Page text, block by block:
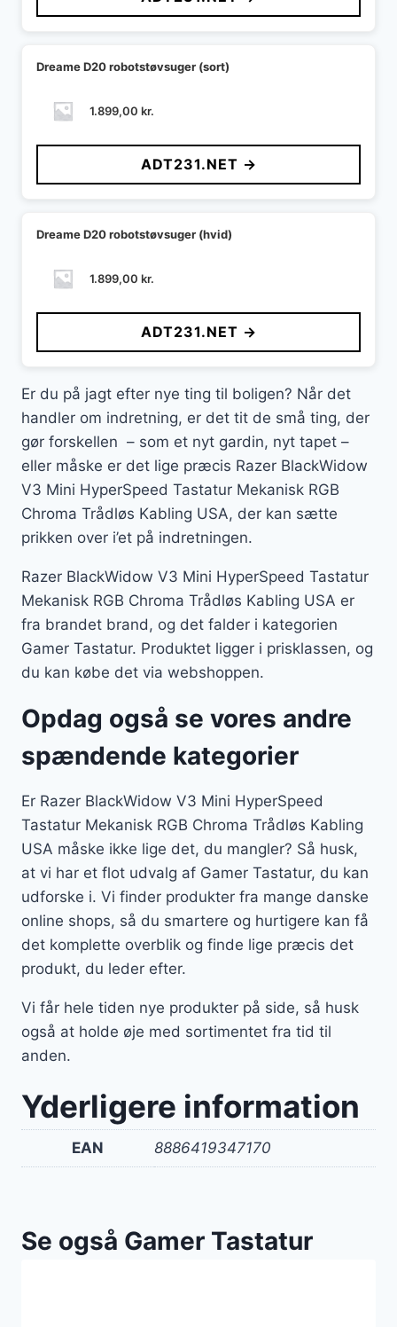
2.690,00 kr..1.349,00 kr..
Dreame D20 robotstøvsuger (sort)
1.899,00 kr.
ADT231.NET →
Dreame D20 robotstøvsuger (hvid)
1.899,00 kr.
ADT231.NET →
Er du på jagt efter nye ting til boligen? Når det
handler om indretning, er det tit de små ting, der
gør forskellen – som et nyt gardin, nyt tapet –
eller måske er det lige præcis Razer BlackWidow
V3 Mini HyperSpeed Tastatur Mekanisk RGB
Chroma Trådløs Kabling USA, der kan sætte
prikken over i’et på indretningen.
Razer BlackWidow V3 Mini HyperSpeed Tastatur
Mekanisk RGB Chroma Trådløs Kabling USA er
fra brandet brand, og det falder i kategorien
Gamer Tastatur. Produktet ligger i prisklassen, og
du kan købe det via webshoppen.
Opdag også se vores andre
spændende kategorier
Er Razer BlackWidow V3 Mini HyperSpeed
Tastatur Mekanisk RGB Chroma Trådløs Kabling
USA måske ikke lige det, du mangler? Så husk,
at vi har et flot udvalg af Gamer Tastatur, du kan
udforske i. Vi finder produkter fra mange danske
online shops, så du smartere og hurtigere kan få
det komplette overblik og finde lige præcis det
produkt, du leder efter.
Vi får hele tiden nye produkter på side, så husk
også at holde øje med sortimentet fra tid til
anden.
Yderligere information
EAN 8886419347170
Se også Gamer Tastatur